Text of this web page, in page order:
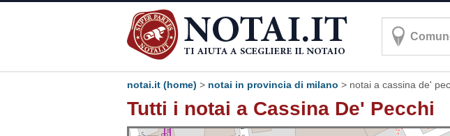
notai.it (home) > notai in provincia di milano > notai a cassina de'
Tutti i notai a Cassina De' Pecchi